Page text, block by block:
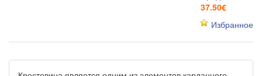
37.50€
Избранное